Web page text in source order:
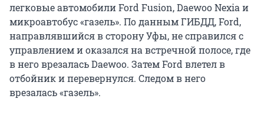
легковые автомобили Ford Fusion, Daewoo Nexia и
микроавтобус «газель». По данным ГИБДД, Ford,
направлявшийся в сторону Уфы, не справился с
управлением и оказался на встречной полосе, где
в него врезалась Daewoo. Затем Ford влетел в
отбойник и перевернулся. Следом в него
врезалась «газель».